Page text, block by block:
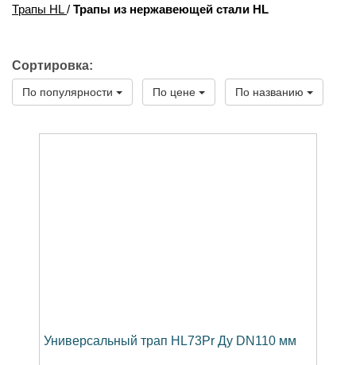
Трапы HL / Трапы из нержавеющей стали HL
Сортировка:
По популярности По цене По названию
Универсальный трап HL73Pr Ду DN110 мм